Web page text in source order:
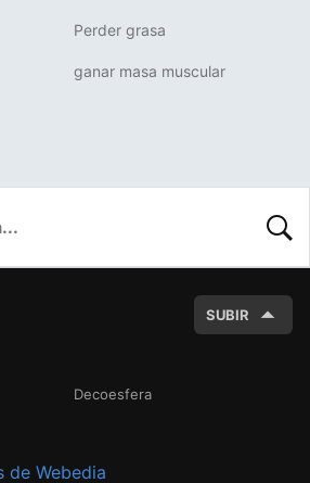
Perder grasa
ganar masa muscular
SUBIR
Decoesfera
de Webedia